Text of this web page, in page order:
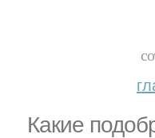
Какие